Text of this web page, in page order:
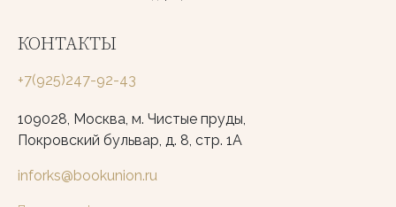
КОНТАКТЫ
+7(925)247-92-43
109028, Москва, м. Чистые пруды,
Покровский бульвар, д. 8, стр. 1А
inforks@bookunion.ru